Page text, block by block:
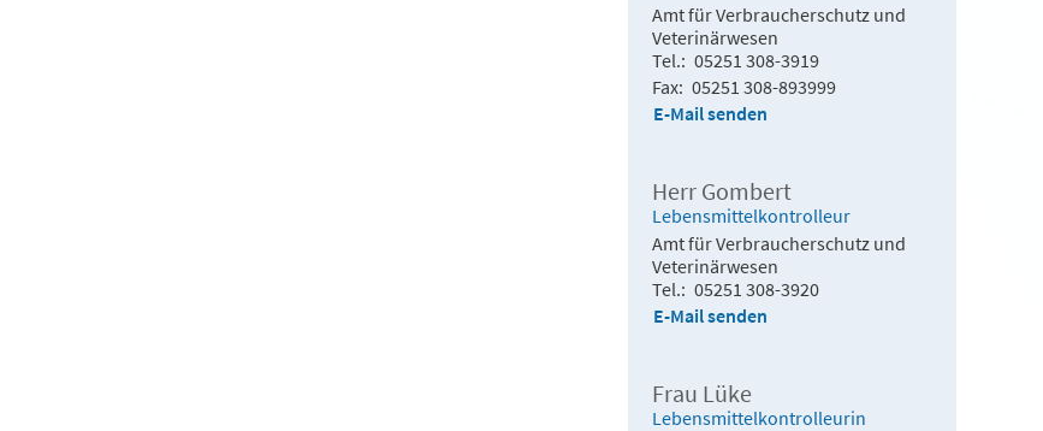
Amt für Verbraucherschutz und
Veterinärwesen
Tel. 05251 308-3919
Fax 05251 308-893999
E-Mail senden
Herr Gombert
Lebensmittelkontrolleur
Amt für Verbraucherschutz und
Veterinärwesen
Tel. 05251 308-3920
E-Mail senden
Frau Lüke
Lebensmittelkontrolleurin